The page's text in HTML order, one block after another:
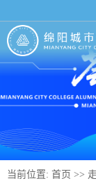
当前位置: 首页 >>